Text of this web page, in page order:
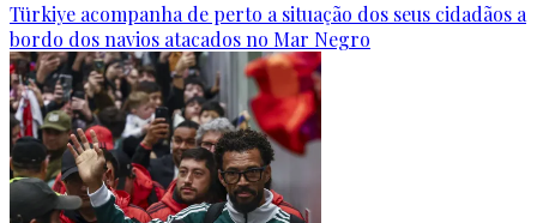
Türkiye acompanha de perto a situação dos seus cidadãos a
bordo dos navios atacados no Mar Negro